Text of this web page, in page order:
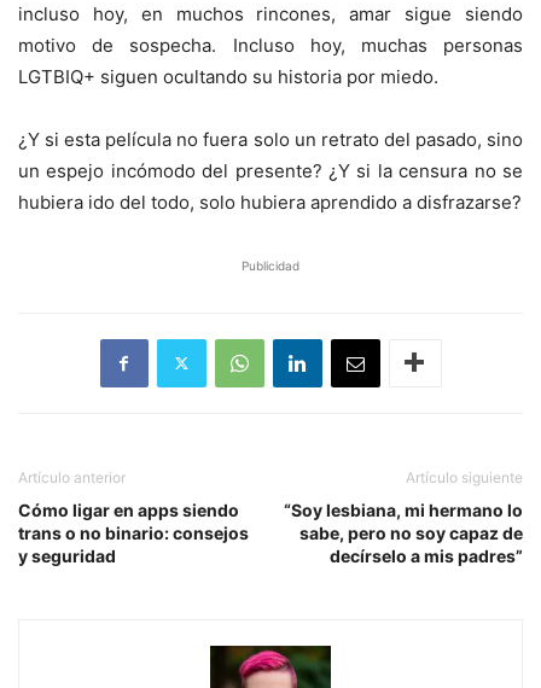
incluso hoy, en muchos rincones, amar sigue siendo
motivo de sospecha. Incluso hoy, muchas personas
LGTBIQ+ siguen ocultando su historia por miedo.
¿Y si esta película no fuera solo un retrato del pasado, sino
un espejo incómodo del presente? ¿Y si la censura no se
hubiera ido del todo, solo hubiera aprendido a disfrazarse?
Publicidad
Artículo anterior
Cómo ligar en apps siendo
trans o no binario: consejos
y seguridad
Artículo siguiente
“Soy lesbiana, mi hermano lo
sabe, pero no soy capaz de
decírselo a mis padres”